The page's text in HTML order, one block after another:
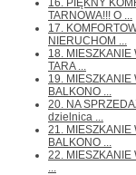
16. PIĘKNY
TARNOWA!!! O ...
17.
NIERUCHOM ...
18. MIESZKANIE
TARA ...
19. MIESZKANIE
BALKONO ...
20. NA
dzielnica ...
21. MIESZKANIE
BALKONO ...
22. MIESZKANIE
...